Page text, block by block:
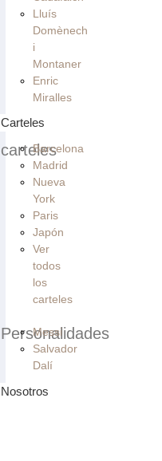
Lluís
Domènech
i
Montaner
Enric
Miralles
Carteles
cartelesBarcelona
Madrid
Nueva
York
Paris
Japón
Ver
todos
los
carteles
Personalidades
Messi
Salvador
Dalí
Nosotros